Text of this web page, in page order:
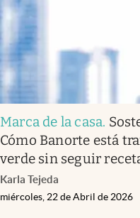
Marca de la casa.
Cómo Banorte está
verde sin seguir
Karla Tejeda
miércoles, 22 de Abril de 2026